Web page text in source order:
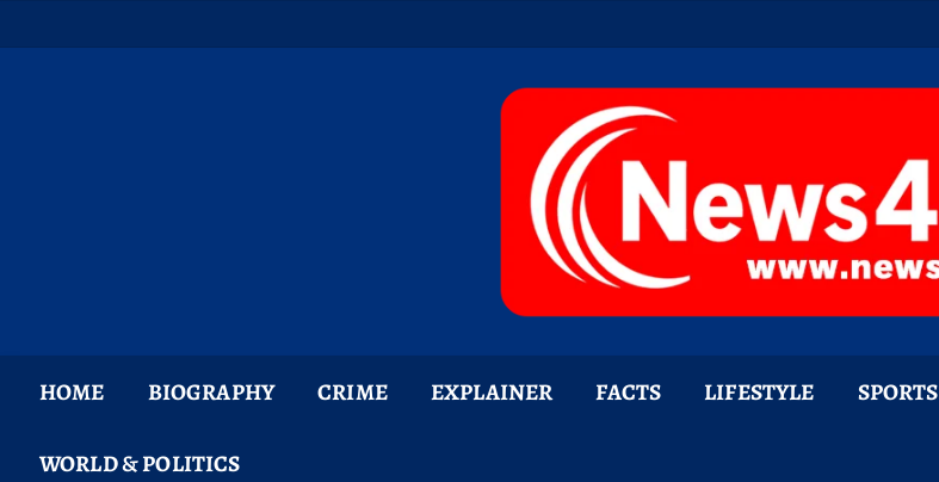
to
HOME BIOGRAPHY CRIME EXPLAINER FACTS LIFESTYLE SPORTS
WORLD & POLITICS